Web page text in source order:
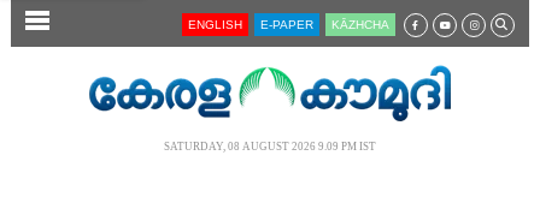
SECTIONS ENGLISH E-PAPER KĀZHCHA
SATURDAY, 08 AUGUST 2026 9.09 PM IST